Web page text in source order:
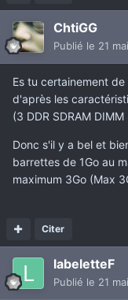
ChtiGG
Publié le 21
Es tu certainement
d'après les
(3 DDR SDRAM
Donc s'il y a bel et
barrettes de 1Go au
maximum 3Go (Max
Citer
labeletteF
Publié le 21